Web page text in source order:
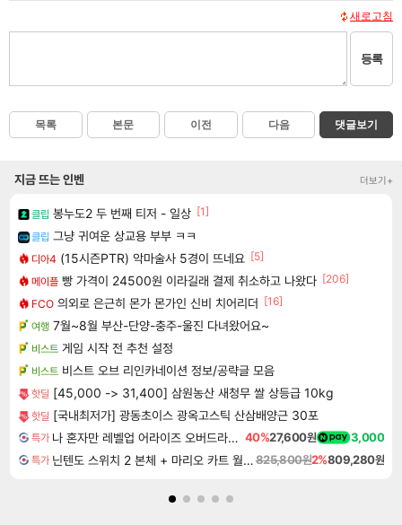
새로고침
등록
목록 본문 이전 다음 댓글보기
지금 뜨는 인벤 더보기+
클립 봉누도2 두 번째 티저 - 일상 [1]
클립 그냥 귀여운 상교용 부부 ㅋㅋ
디아4 (15시즌PTR) 악마술사 5경이 뜨네요 [5]
메이플 빵 가격이 24500원 이라길래 결제 취소하고 나왔다 [206]
FCO 의외로 은근히 몬가 몬가인 신비 치어리더 [16]
여행 7월~8월 부산-단양-충주-울진 다녀왔어요~
비스트 게임 시작 전 추천 설정
비스트 비스트 오브 리인카네이션 정보/공략글 모음
핫딜 [45,000 -> 31,400] 삼원농산 새청무 쌀 상등급 10kg
핫딜 [국내최저가] 광동초이스 광옥고스틱 산삼배양근 30포
특가 나 혼자만 레벨업 어라이즈 오버드라이브 Solo Leveling Arise 40%27,600원 3,000
특가 닌텐도 스위치 2 본체 + 마리오 카트 월드 + 포켓몬스터 레전드 ZA 닌텐도 스위치 2 에디션 번들825,800원2%809,280원